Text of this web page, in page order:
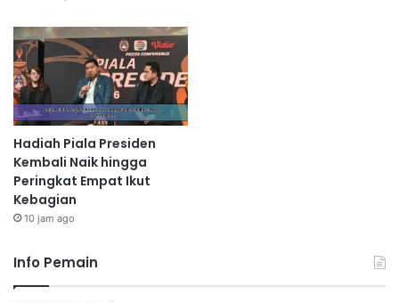
Hadiah Piala Presiden
Kembali Naik hingga
Peringkat Empat Ikut
Kebagian
10 jam ago
Info Pemain